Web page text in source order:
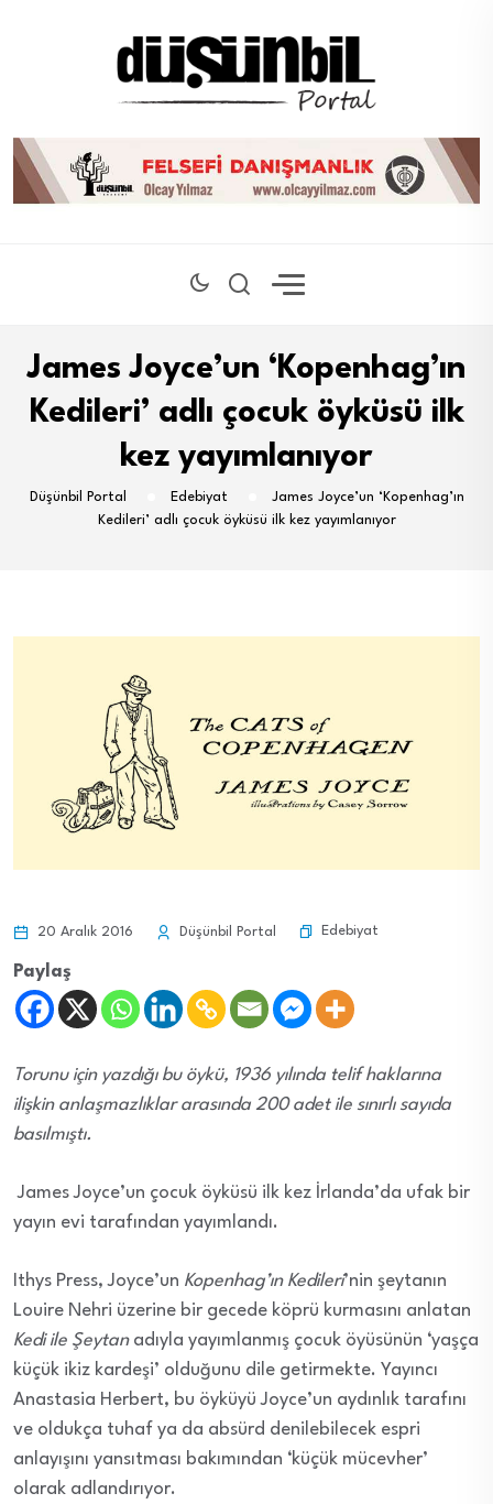
James Joyce’un ‘Kopenhag’ın
Kedileri’ adlı çocuk öyküsü ilk
kez yayımlanıyor
Düşünbil Portal Edebiyat
James Joyce’un ‘Kopenhag’ın
Kedileri’ adlı çocuk öyküsü ilk kez yayımlanıyor
20 Aralık 2016 Düşünbil Portal Edebiyat
Paylaş
Torunu için yazdığı bu öykü, 1936 yılında telif haklarına
ilişkin anlaşmazlıklar arasında 200 adet ile sınırlı sayıda
basılmıştı.
James Joyce’un çocuk öyküsü ilk kez İrlanda’da ufak bir
yayın evi tarafından yayımlandı.
Ithys Press, Joyce’un Kopenhag’ın Kedileri’nin şeytanın
Louire Nehri üzerine bir gecede köprü kurmasını anlatan
Kedi ile Şeytanadıyla yayımlanmış çocuk öyüsünün ‘yaşça
küçük ikiz kardeşi’ olduğunu dile getirmekte. Yayıncı
Anastasia Herbert, bu öyküyü Joyce’un aydınlık tarafını
ve oldukça tuhaf ya da absürd denilebilecek espri
anlayışını yansıtması bakımından ‘küçük mücevher’
olarak adlandırıyor.